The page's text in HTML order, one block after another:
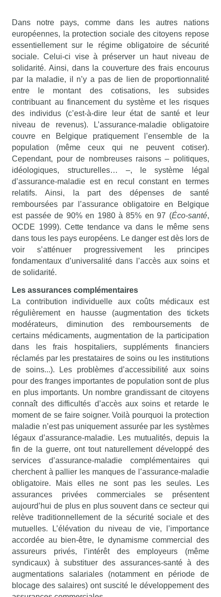
Dans notre pays, comme dans les autres nations
européennes, la protection sociale des citoyens repose
essentiellement sur le régime obligatoire de sécurité
sociale. Celui-ci vise à préserver un haut niveau de
solidarité. Ainsi, dans la couverture des frais encourus
par la maladie, il n’y a pas de lien de proportionnalité
entre le montant des cotisations, les subsides
contribuant au financement du système et les risques
des individus (c’est-à-dire leur état de santé et leur
niveau de revenus). L’assurance-maladie obligatoire
couvre en Belgique pratiquement l’ensemble de la
population (même ceux qui ne peuvent cotiser).
Cependant, pour de nombreuses raisons – politiques,
idéologiques, structurelles… –, le système légal
d’assurance-maladie est en recul constant en termes
relatifs. Ainsi, la part des dépenses de santé
remboursées par l’assurance obligatoire en Belgique
est passée de 90% en 1980 à 85% en 97 (Éco-santé,
OCDE 1999). Cette tendance va dans le même sens
dans tous les pays européens. Le danger est dès lors de
voir s’atténuer progressivement les principes
fondamentaux d’universalité dans l’accès aux soins et
de solidarité.
Les assurances complémentaires
La contribution individuelle aux coûts médicaux est
régulièrement en hausse (augmentation des tickets
modérateurs, diminution des remboursements de
certains médicaments, augmentation de la participation
dans les frais hospitaliers, suppléments financiers
réclamés par les prestataires de soins ou les institutions
de soins...). Les problèmes d’accessibilité aux soins
pour des franges importantes de population sont de plus
en plus importants. Un nombre grandissant de citoyens
connaît des difficultés d’accès aux soins et retarde le
moment de se faire soigner. Voilà pourquoi la protection
maladie n’est pas uniquement assurée par les systèmes
légaux d’assurance-maladie. Les mutualités, depuis la
fin de la guerre, ont tout naturellement développé des
services d’assurance-maladie complémentaires qui
cherchent à pallier les manques de l’assurance-maladie
obligatoire. Mais elles ne sont pas les seules. Les
assurances privées commerciales se présentent
aujourd’hui de plus en plus souvent dans ce secteur qui
relève traditionnellement de la sécurité sociale et des
mutuelles. L’élévation du niveau de vie, l’importance
accordée au bien-être, le dynamisme commercial des
assureurs privés, l’intérêt des employeurs (même
syndicaux) à substituer des assurances-santé à des
augmentations salariales (notamment en période de
blocage des salaires) ont suscité le développement des